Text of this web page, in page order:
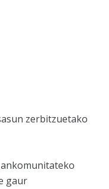
zerbitzuetako
gaur